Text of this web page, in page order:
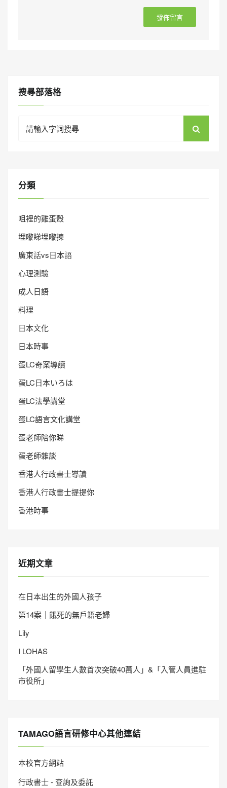
搜㝷部落格
for:
分類
咀裡的雞蛋殼
埋嚟睇埋嚟揀
廣東話vs日本語
心理測驗
成人日語
料理
日本文化
日本時事
蛋LC奇案導讀
蛋LC日本いろは
蛋LC法學講堂
蛋LC語言文化講堂
蛋老師陪你睇
蛋老師雜談
香港人行政書士導讀
香港人行政書士提提你
香港時事
近期文章
在日本出生的外國人孩子
第14案｜餓死的無戶籍老婦
Lily
I LOHAS
「外國人留學生人數首次突破40萬人」&「入管人員進駐
市役所」
TAMAGO語言研修中心其他連結
本校官方網站
行政書士 - 查詢及委託